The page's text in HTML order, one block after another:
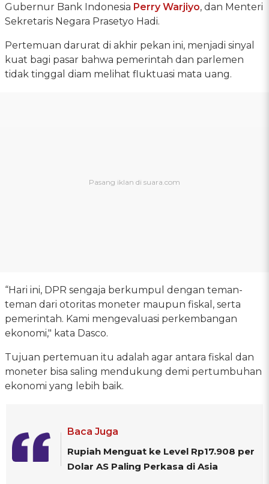
Gubernur Bank Indonesia Perry Warjiyo, dan Menteri
Sekretaris Negara Prasetyo Hadi.
Pertemuan darurat di akhir pekan ini, menjadi sinyal
kuat bagi pasar bahwa pemerintah dan parlemen
tidak tinggal diam melihat fluktuasi mata uang.
“Hari ini, DPR sengaja berkumpul dengan teman-
teman dari otoritas moneter maupun fiskal, serta
pemerintah. Kami mengevaluasi perkembangan
ekonomi," kata Dasco.
Tujuan pertemuan itu adalah agar antara fiskal dan
moneter bisa saling mendukung demi pertumbuhan
ekonomi yang lebih baik.
Baca Juga
Rupiah Menguat ke Level Rp17.908 per
Dolar AS Paling Perkasa di Asia